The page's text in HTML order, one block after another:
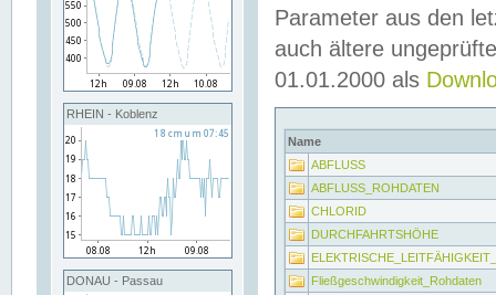
RHEIN - Koblenz
DONAU - Passau
Parameter aus den
auch ältere
01.01.2000 als
Name
ABFLUSS
ABFLUSS_ROHDATEN
CHLORID
DURCHFAHRTSHÖHE
Fließgeschwindigkeit_Rohdaten